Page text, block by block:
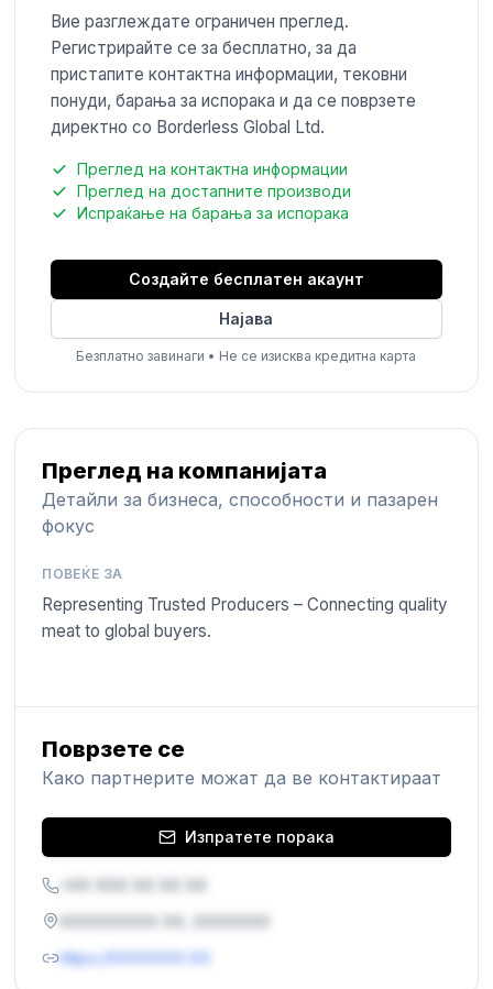
Вие разглеждате ограничен преглед.
Регистрирайте се за бесплатно, за да
пристапите контактна информации, тековни
понуди, барања за испорака и да се поврзете
директно со Borderless Global Ltd.
Преглед на контактна информации
Преглед на достапните производи
Испраќање на барања за испорака
Создайте бесплатен акаунт
Најава
Безплатно завинаги • Не се изисква кредитна карта
Преглед на компанијата
Детайли за бизнеса, способности и пазарен
фокус
ПОВЕЌЕ ЗА
Representing Trusted Producers – Connecting quality
meat to global buyers.
Поврзете се
Како партнерите можат да ве контактираат
Изпратете порака
https://XXXXXXX.XX